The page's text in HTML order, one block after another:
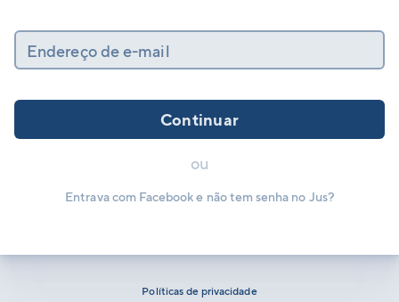
Endereço de e-mail
Continuar
ou
Entrava com Facebook e não tem senha no Jus?
Políticas de privacidade